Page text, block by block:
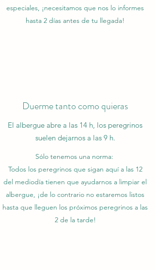
especiales, ¡necesitamos que nos lo informes
hasta 2 días antes de tu llegada!
Duerme tanto como quieras
El albergue abre a las 14 h, los peregrinos
suelen dejarnos a las 9 h.
Sólo tenemos una norma:
Todos los peregrinos que sigan aquí a las 12
del mediodía tienen que ayudarnos a limpiar el
albergue, ¡de lo contrario no estaremos listos
hasta que lleguen los próximos peregrinos a las
2 de la tarde!